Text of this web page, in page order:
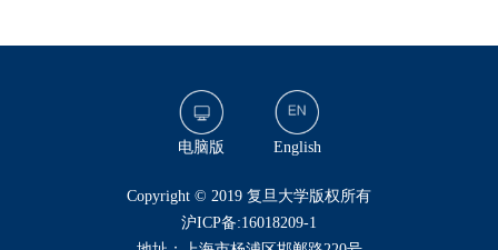
电脑版 English
​Copyright © 2019 复旦大学版权所有
沪ICP备:16018209-1